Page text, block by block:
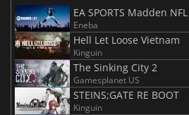
EA SPORTS Madden
Eneba
Hell Let Loose Vietnam
Kinguin
The Sinking City 2
Gamesplanet US
STEINS;GATE RE BOOT
Kinguin